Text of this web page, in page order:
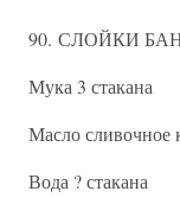
90. СЛОЙКИ
Мука 3 стакана
Масло сливочное
Вода ? стакана